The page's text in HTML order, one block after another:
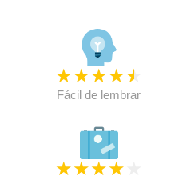
★★★★★
Fácil de lembrar
★★★★